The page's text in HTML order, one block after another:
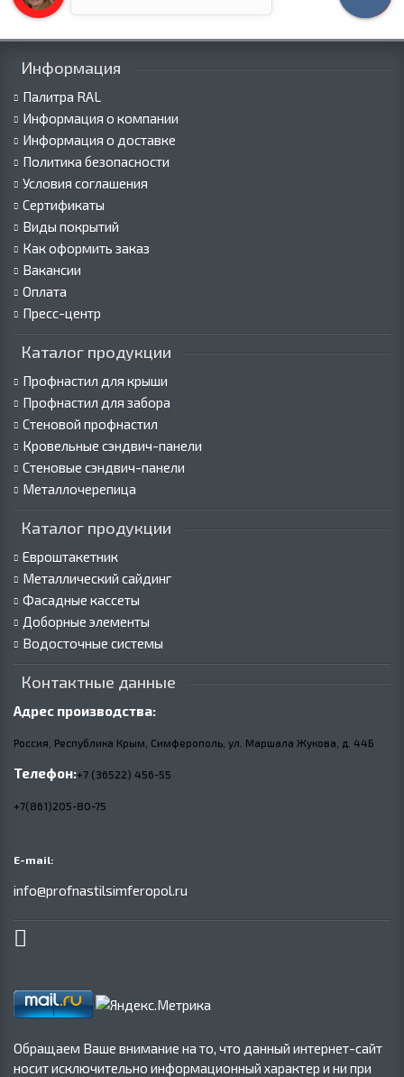
Информация
Палитра RAL
Информация о компании
Информация о доставке
Политика безопасности
Условия соглашения
Сертификаты
Виды покрытий
Как оформить заказ
Вакансии
Оплата
Пресс-центр
Каталог продукции
Профнастил для крыши
Профнастил для забора
Стеновой профнастил
Кровельные сэндвич-панели
Стеновые сэндвич-панели
Металлочерепица
Каталог продукции
Евроштакетник
Металлический сайдинг
Фасадные кассеты
Доборные элементы
Водосточные системы
Контактные данные
Адрес производства:
Россия, Республика Крым, Симферополь, ул. Маршала Жукова, д. 44Б
Телефон:+7 (36522) 456-55
+7(861)205-80-75
E-mail:
info@profnastilsimferopol.ru
Обращаем Ваше внимание на то, что данный интернет-сайт
носит исключительно информационный характер и ни при